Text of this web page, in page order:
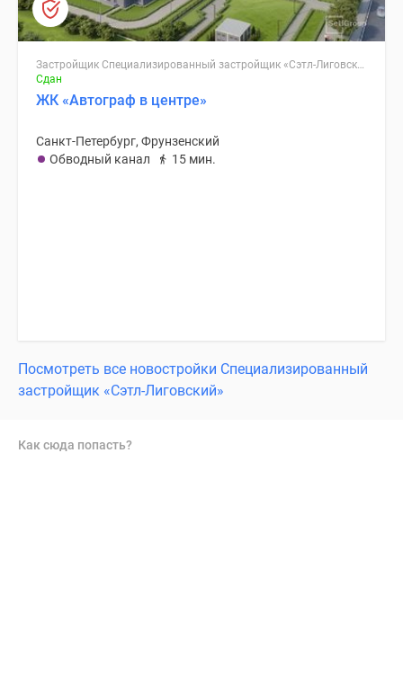
Застройщик Специализированный застройщик «Сэтл-Лиговский»
Сдан
ЖК «Автограф в центре»
Санкт-Петербург, Фрунзенский
Обводный канал
15 мин.
Посмотреть все новостройки Специализированный
застройщик «Сэтл-Лиговский»
Как сюда попасть?